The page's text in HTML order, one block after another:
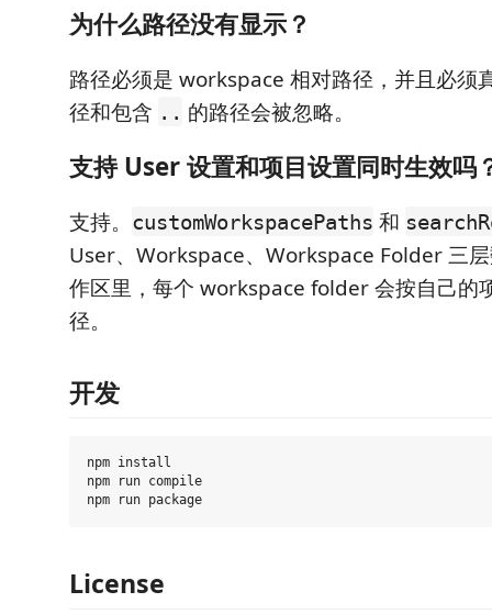
为什么路径没有显示？
路径必须是 workspace 相对路径，并且必须
径和包含 .. 的路径会被忽略。
支持 User 设置和项目设置同时生效吗
支持。 customWorkspacePaths 和
User、Workspace、Workspace Folder 三
作区里，每个 workspace folder 会按自己的
径。
开发
npm install
npm run compile
License